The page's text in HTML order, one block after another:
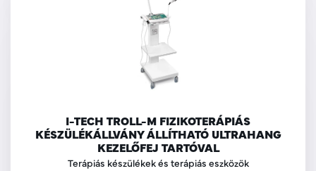
I-TECH TROLL-M FIZIKOTERÁPIÁS
KÉSZÜLÉKÁLLVÁNY ÁLLÍTHATÓ ULTRAHANG
KEZELŐFEJ TARTÓVAL
Terápiás készülékek és terápiás eszközök